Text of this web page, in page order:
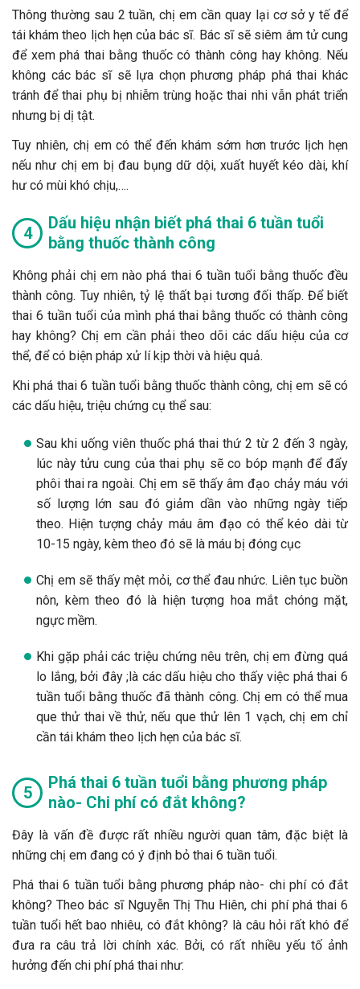
Thông thường sau 2 tuần, chị em cần quay lại cơ sở y tế để
tái khám theo lịch hẹn của bác sĩ. Bác sĩ sẽ siêm âm tử cung
để xem phá thai bằng thuốc có thành công hay không. Nếu
không các bác sĩ sẽ lựa chọn phương pháp phá thai khác
tránh để thai phụ bị nhiễm trùng hoặc thai nhi vẫn phát triển
nhưng bị dị tật.
Tuy nhiên, chị em có thể đến khám sớm hơn trước lịch hẹn
nếu như chị em bị đau bụng dữ dội, xuất huyết kéo dài, khí
hư có mùi khó chịu,….
Dấu hiệu nhận biết phá thai 6 tuần tuổi
bằng thuốc thành công
Không phải chị em nào phá thai 6 tuần tuổi bằng thuốc đều
thành công. Tuy nhiên, tỷ lệ thất bại tương đối thấp. Để biết
thai 6 tuần tuổi của mình phá thai bằng thuốc có thành công
hay không? Chị em cần phải theo dõi các dấu hiệu của cơ
thể, để có biện pháp xử lí kịp thời và hiệu quả.
Khi phá thai 6 tuần tuổi bằng thuốc thành công, chị em sẽ có
các dấu hiệu, triệu chứng cụ thể sau:
Sau khi uống viên thuốc phá thai thứ 2 từ 2 đến 3 ngày,
lúc này tửu cung của thai phụ sẽ co bóp mạnh để đẩy
phôi thai ra ngoài. Chị em sẽ thấy âm đạo chảy máu với
số lượng lớn sau đó giảm dần vào những ngày tiếp
theo. Hiện tượng chảy máu âm đạo có thể kéo dài từ
10-15 ngày, kèm theo đó sẽ là máu bị đóng cục
Chị em sẽ thấy mệt mỏi, cơ thể đau nhức. Liên tục buồn
nôn, kèm theo đó là hiện tượng hoa mắt chóng mặt,
ngực mềm.
Khi gặp phải các triệu chứng nêu trên, chị em đừng quá
lo lắng, bởi đây ;là các dấu hiệu cho thấy việc phá thai 6
tuần tuổi bằng thuốc đã thành công. Chị em có thể mua
que thử thai về thử, nếu que thử lên 1 vạch, chị em chỉ
cần tái khám theo lịch hẹn của bác sĩ.
Phá thai 6 tuần tuổi bằng phương pháp
nào- Chi phí có đắt không?
Đây là vấn đề được rất nhiều người quan tâm, đặc biệt là
những chị em đang có ý định bỏ thai 6 tuần tuổi.
Phá thai 6 tuần tuổi bằng phương pháp nào- chi phí có đắt
không? Theo bác sĩ Nguyễn Thị Thu Hiên, chi phí phá thai 6
tuần tuổi hết bao nhiêu, có đắt không? là câu hỏi rất khó để
đưa ra câu trả lời chính xác. Bởi, có rất nhiều yếu tố ảnh
hưởng đến chi phí phá thai như: